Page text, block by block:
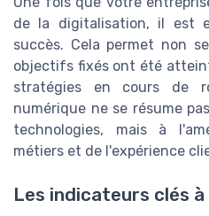
de la digitalisation, il est
succès. Cela permet non
objectifs fixés ont été
stratégies en cours de
numérique ne se résume
technologies, mais à
métiers et de l'expérience
Les indicateurs clés